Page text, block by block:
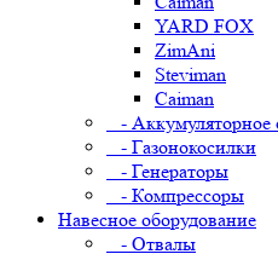
YARD FOX
ZimAni
Steviman
Caiman
- Аккумуляторное
- Газонокосилки
- Генераторы
- Компрессоры
Навесное оборудование
- Отвалы